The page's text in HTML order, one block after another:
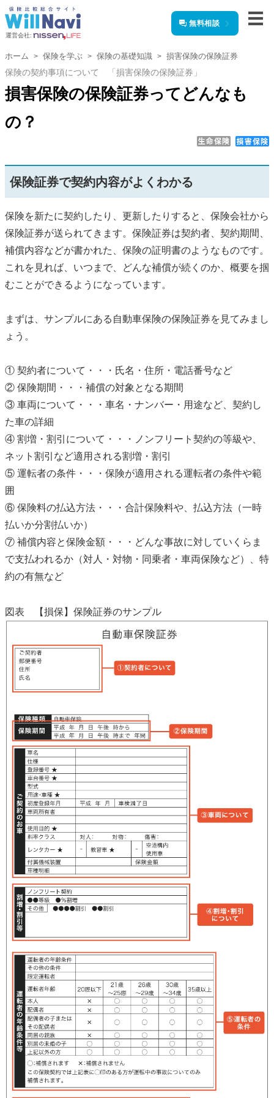
運営会社:
無料相談
ホーム 保険を学ぶ 保険の基礎知識 損害保険の保険証券
保険の契約事項について 「損害保険の保険証券」
損害保険の保険証券ってどんなも
の？
保険証券で契約内容がよくわかる
保険を新たに契約したり、更新したりすると、保険会社から
保険証券が送られてきます。保険証券は契約者、契約期間、
補償内容などが書かれた、保険の証明書のようなものです。
これを見れば、いつまで、どんな補償が続くのか、概要を掴
むことができるようになっています。
まずは、サンプルにある自動車保険の保険証券を見てみまし
ょう。
① 契約者について・・・氏名・住所・電話番号など
② 保険期間・・・補償の対象となる期間
③ 車両について・・・車名・ナンバー・用途など、契約し
た車の詳細
④ 割増・割引について・・・ノンフリート契約の等級や、
ネット割引など適用される割増・割引
⑤ 運転者の条件・・・保険が適用される運転者の条件や範
囲
⑥ 保険料の払込方法・・・合計保険料や、払込方法（一時
払いか分割払いか）
⑦ 補償内容と保険金額・・・どんな事故に対していくらま
で支払われるか（対人・対物・同乗者・車両保険など）、特
約の有無など
図表 【損保】保険証券のサンプル